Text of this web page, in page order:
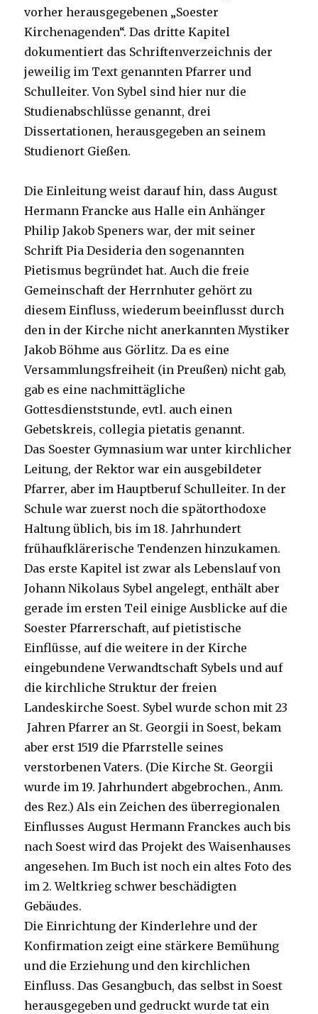
vorher herausgegebenen „Soester
Kirchenagenden“. Das dritte Kapitel
dokumentiert das Schriftenverzeichnis der
jeweilig im Text genannten Pfarrer und
Schulleiter. Von Sybel sind hier nur die
Studienabschlüsse genannt, drei
Dissertationen, herausgegeben an seinem
Studienort Gießen.
Die Einleitung weist darauf hin, dass August
Hermann Francke aus Halle ein Anhänger
Philip Jakob Speners war, der mit seiner
Schrift Pia Desideria den sogenannten
Pietismus begründet hat. Auch die freie
Gemeinschaft der Herrnhuter gehört zu
diesem Einfluss, wiederum beeinflusst durch
den in der Kirche nicht anerkannten Mystiker
Jakob Böhme aus Görlitz. Da es eine
Versammlungsfreiheit (in Preußen) nicht gab,
gab es eine nachmittägliche
Gottesdienststunde, evtl. auch einen
Gebetskreis, collegia pietatis genannt.
Das Soester Gymnasium war unter kirchlicher
Leitung, der Rektor war ein ausgebildeter
Pfarrer, aber im Hauptberuf Schulleiter. In der
Schule war zuerst noch die spätorthodoxe
Haltung üblich, bis im 18. Jahrhundert
frühaufklärerische Tendenzen hinzukamen.
Das erste Kapitel ist zwar als Lebenslauf von
Johann Nikolaus Sybel angelegt, enthält aber
gerade im ersten Teil einige Ausblicke auf die
Soester Pfarrerschaft, auf pietistische
Einflüsse, auf die weitere in der Kirche
eingebundene Verwandtschaft Sybels und auf
die kirchliche Struktur der freien
Landeskirche Soest. Sybel wurde schon mit 23
Jahren Pfarrer an St. Georgii in Soest, bekam
aber erst 1519 die Pfarrstelle seines
verstorbenen Vaters. (Die Kirche St. Georgii
wurde im 19. Jahrhundert abgebrochen., Anm.
des Rez.) Als ein Zeichen des überregionalen
Einflusses August Hermann Franckes auch bis
nach Soest wird das Projekt des Waisenhauses
angesehen. Im Buch ist noch ein altes Foto des
im 2. Weltkrieg schwer beschädigten
Gebäudes.
Die Einrichtung der Kinderlehre und der
Konfirmation zeigt eine stärkere Bemühung
und die Erziehung und den kirchlichen
Einfluss. Das Gesangbuch, das selbst in Soest
herausgegeben und gedruckt wurde tat ein